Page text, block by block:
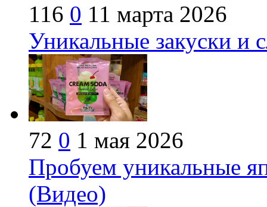
116 0 11 марта 2026
Уникальные закуски и
72 0 1 мая 2026
Пробуем уникальные
(Видео)